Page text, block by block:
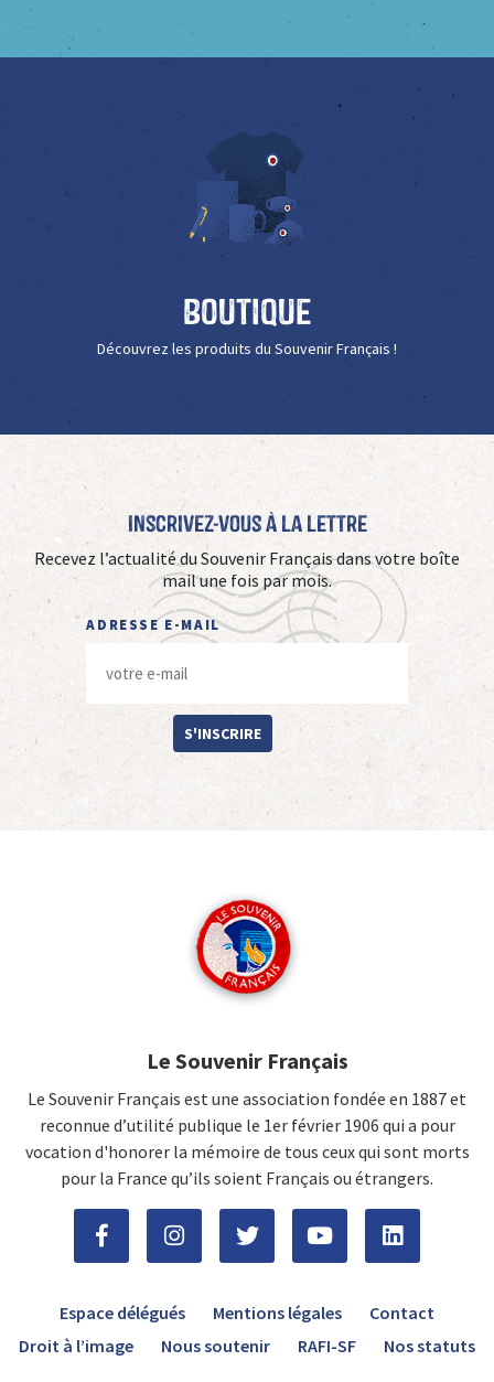
Boutique
Découvrez les produits du Souvenir Français !
Inscrivez-vous à La Lettre
Recevez l’actualité du Souvenir Français dans votre boîte
mail une fois par mois.
ADRESSE E-MAIL
S'INSCRIRE
Le Souvenir Français
Le Souvenir Français est une association fondée en 1887 et
reconnue d’utilité publique le 1er février 1906 qui a pour
vocation d'honorer la mémoire de tous ceux qui sont morts
pour la France qu’ils soient Français ou étrangers.
Espace délégués Mentions légales
Contact
Droit à l’image
Nous soutenir RAFI-SF Nos statuts